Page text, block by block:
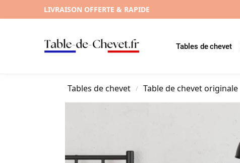
LIVRAISON OFFERTE & RAPIDE
Tables de chevet
Tables de chevet / Table de chevet originale